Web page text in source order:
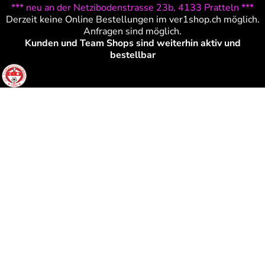
*** neu an der Netzibodenstrasse 23b, 4133 Pratteln ***
Derzeit keine Online Bestellungen im ver1shop.ch möglich.
Anfragen sind möglich.
Kunden und Team Shops sind weiterhin aktiv und
bestellbar